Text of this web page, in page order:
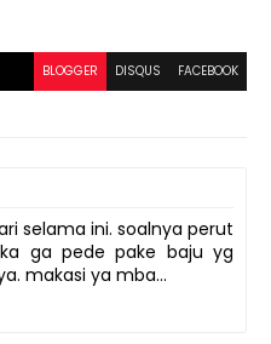
BLOGGER DISQUS FACEBOOK
selama ini. soalnya perut
ga pede pake baju yg
makasi ya mba...